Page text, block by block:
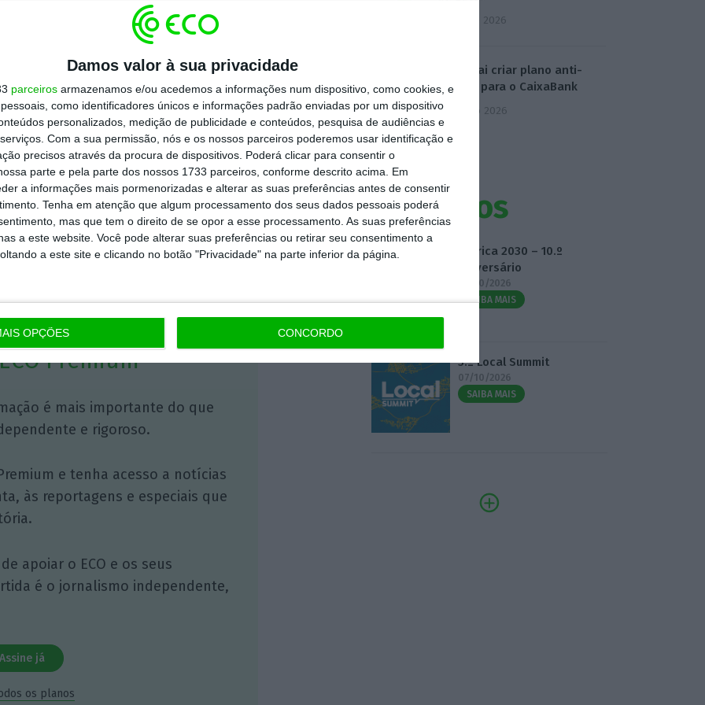
Damos valor à sua privacidade
parceiros armazenamos e/ou acedemos a informações num dispositivo, como cookies, e
como identificadores únicos e informações padrão enviadas por um dispositivo
personalizados, medição de publicidade e conteúdos, pesquisa de audiências e
Com a sua permissão, nós e os nossos parceiros poderemos usar identificação e
precisos através da procura de dispositivos. Poderá clicar para consentir o
parte e pela parte dos nossos 1733 parceiros, conforme descrito acima. Em
a informações mais pormenorizadas e alterar as suas preferências antes de consentir
Tenha em atenção que algum processamento dos seus dados pessoais poderá
mas que tem o direito de se opor a esse processamento. As suas preferências
a este website. Você pode alterar suas preferências ou retirar seu consentimento a
a este site e clicando no botão "Privacidade" na parte inferior da página.
OPÇÕES CONCORDO
de Portugal a 15 de setembro
uma “melhoria das previsões de
assim como o sólido progresso que o
e como a redução do risco de
externo”.
reviu em alta as notações do BPI e do
de melhorar o ratingsoberano
Premium
é mais importante do que
e rigoroso.
e tenha acesso a notícias
às reportagens e especiais que
apoiar o ECO e os seus
é o jornalismo independente,
Assine já
os planos
5 Agosto 2026
KPMG vai criar plano anti-
Mythos para o CaixaBank
6 Agosto 2026
Eventos
Fábrica 2030 – 10.º
Aniversário
14/10/2026
SAIBA MAIS
3.º Local Summit
07/10/2026
SAIBA MAIS